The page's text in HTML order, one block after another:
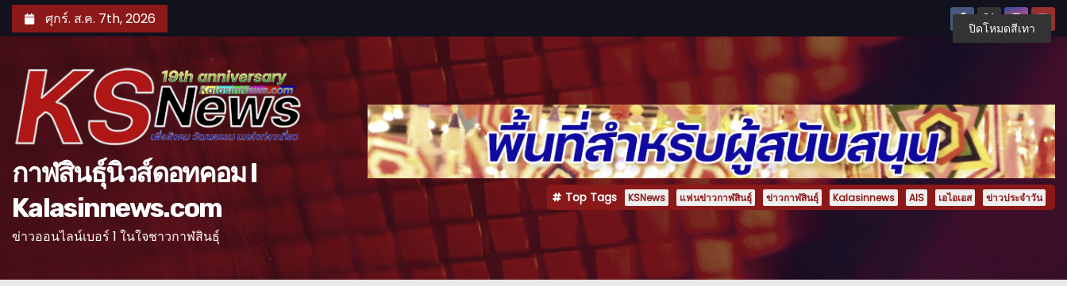
k
t
ศุกร์. ส.ค. 7th, 2026
กาฬสินธุ์นิวส์ดอทคอม l
Kalasinnews.com
ข่าวออนไลน์เบอร์ 1 ในใจชาวกาฬสินธุ์
Top Tags KSNews แฟนข่าวกาฬสินธุ์ ข่าวกาฬสินธุ์ Kalasinnews AIS เอไอเอส ข่าวประจำวัน
ปิดโหมดสีเทา